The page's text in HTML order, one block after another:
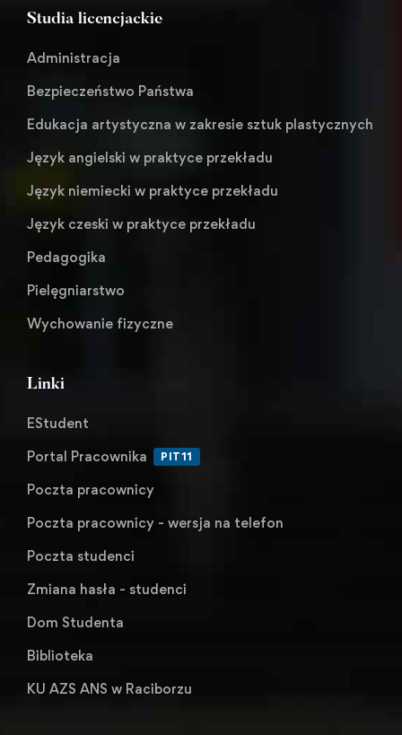
Studia licencjackie
Administracja
Bezpieczeństwo Państwa
Edukacja artystyczna w zakresie sztuk plastycznych
Język angielski w praktyce przekładu
Język niemiecki w praktyce przekładu
Język czeski w praktyce przekładu
Pedagogika
Pielęgniarstwo
Wychowanie fizyczne
Linki
EStudent
Portal Pracownika
PIT11
Poczta pracownicy
Poczta pracownicy - wersja na telefon
Poczta studenci
Zmiana hasła - studenci
Dom Studenta
Biblioteka
KU AZS ANS w Raciborzu